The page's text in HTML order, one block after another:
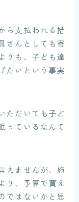
ら支払われる措
さんとしても寄
りも、子ども達
たい という事実
ただいても子ど
っているなんて
えませんが、施
り、予算で買え
ではないかと思